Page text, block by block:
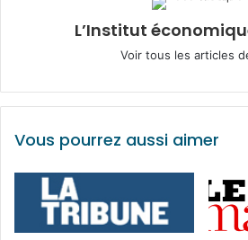
L’Institut
Voir tous les articles
Vous pourrez aussi aimer